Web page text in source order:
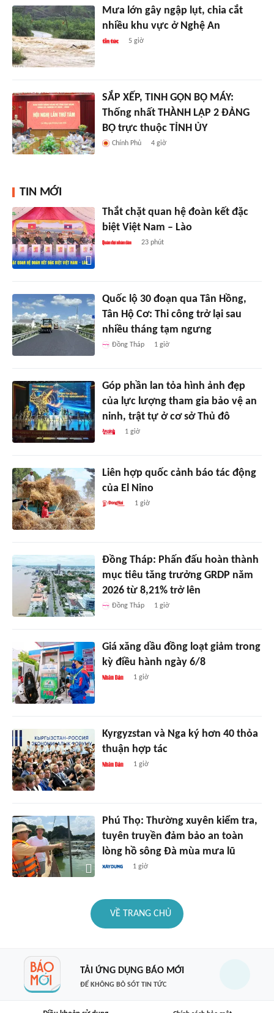
Mưa lớn gây ngập lụt, chia cắt
nhiều khu vực ở Nghệ An
5 giờ
SẮP XẾP, TINH GỌN BỘ MÁY:
Thống nhất THÀNH LẬP 2 ĐẢNG
BỘ trực thuộc TỈNH ỦY
Chính Phủ 4 giờ
TIN MỚI
Thắt chặt quan hệ đoàn kết đặc
biệt Việt Nam – Lào
23 phút
Quốc lộ 30 đoạn qua Tân Hồng,
Tân Hộ Cơ: Thi công trở lại sau
nhiều tháng tạm ngưng
Đồng Tháp 1 giờ
Góp phần lan tỏa hình ảnh đẹp
của lực lượng tham gia bảo vệ an
ninh, trật tự ở cơ sở Thủ đô
1 giờ
Liên hợp quốc cảnh báo tác động
của El Nino
1 giờ
Đồng Tháp: Phấn đấu hoàn thành
mục tiêu tăng trưởng GRDP năm
2026 từ 8,21% trở lên
Đồng Tháp 1 giờ
Giá xăng dầu đồng loạt giảm trong
kỳ điều hành ngày 6/8
1 giờ
Kyrgyzstan và Nga ký hơn 40 thỏa
thuận hợp tác
1 giờ
Phú Thọ: Thường xuyên kiểm tra,
tuyên truyền đảm bảo an toàn
lòng hồ sông Đà mùa mưa lũ
1 giờ
VỀ TRANG CHỦ
TẢI ỨNG DỤNG BÁO MỚI
ĐỂ KHÔNG BỎ SÓT TIN TỨC